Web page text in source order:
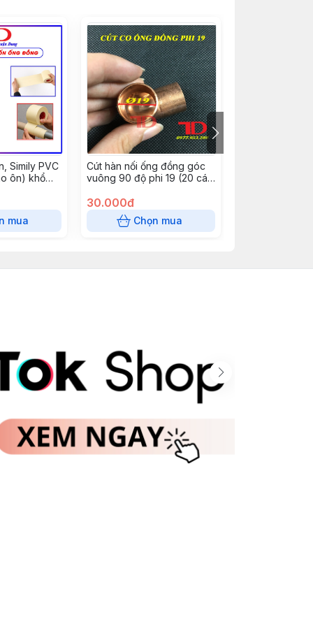
Simily PVC
ôn) khổ
màu
t)
mua
Cút hàn nối ống đồng góc
vuông 90 độ phi 19 (20 cái/
30.000đ
Chọn mua